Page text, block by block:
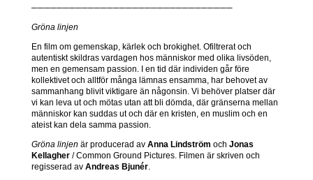
────────────────────────────────
Gröna linjen
En film om gemenskap, kärlek och brokighet. Ofiltrerat och
autentiskt skildras vardagen hos människor med olika livsöden,
men en gemensam passion. I en tid där individen går före
kollektivet och alltför många lämnas ensamma, har behovet av
sammanhang blivit viktigare än någonsin. Vi behöver platser där
vi kan leva ut och mötas utan att bli dömda, där gränserna mellan
människor kan suddas ut och där en kristen, en muslim och en
ateist kan dela samma passion.
Gröna linjen är producerad av Anna Lindström och Jonas
Kellagher / Common Ground Pictures. Filmen är skriven och
regisserad av Andreas Bjunér.